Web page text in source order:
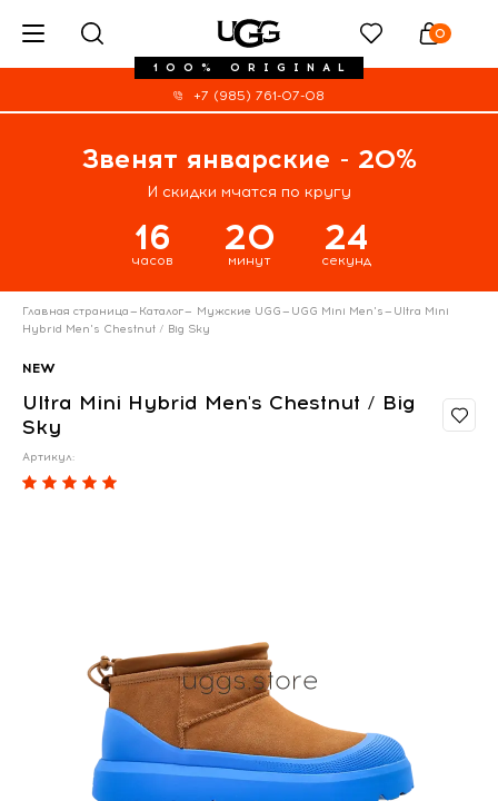
100% ORIGINAL
0
+7 (985) 761-07-08
Звенят январские - 20%
И скидки мчатся по кругу
16
часов
20
минут
24
секунд
Главная страница— Каталог— Мужские UGG— UGG Mini Men's— Ultra Mini
Hybrid Men's Chestnut / Big Sky
NEW
Ultra Mini Hybrid Men's Chestnut / Big
Sky
Артикул: